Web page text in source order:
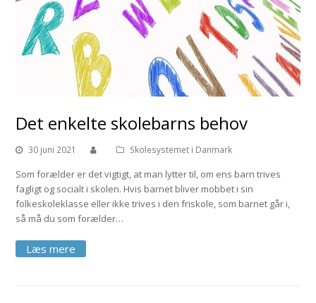
Det enkelte skolebarns behov
30 juni 2021 Skolesystemet i Danmark
Som forælder er det vigtigt, at man lytter til, om ens barn trives
fagligt og socialt i skolen. Hvis barnet bliver mobbet i sin
folkeskoleklasse eller ikke trives i den friskole, som barnet går i,
så må du som forælder…